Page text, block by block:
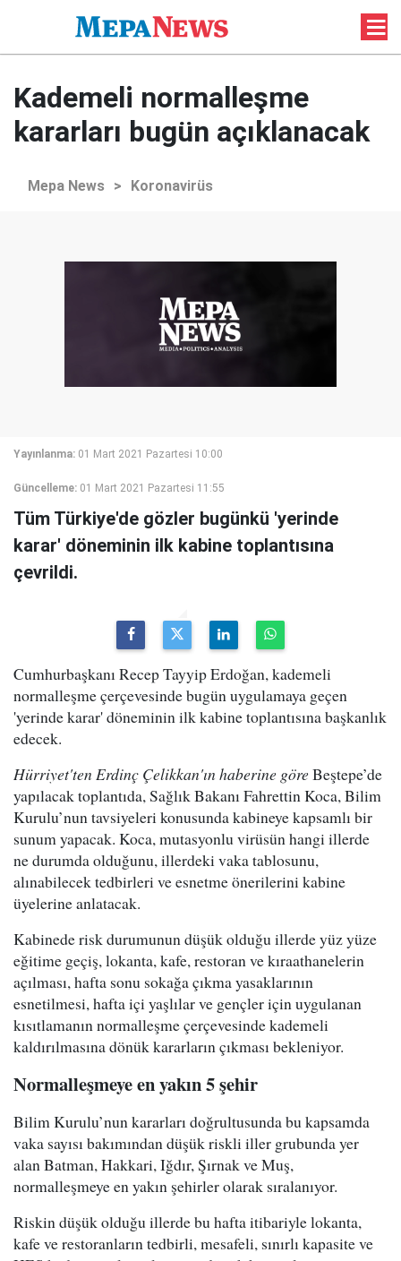
Kademeli normalleşme
kararları bugün açıklanacak
Mepa News > Koronavirüs
Yayınlanma: 01 Mart 2021 Pazartesi 10:00
Güncelleme: 01 Mart 2021 Pazartesi 11:55
Tüm Türkiye'de gözler bugünkü 'yerinde
karar' döneminin ilk kabine toplantısına
çevrildi.
Cumhurbaşkanı Recep Tayyip Erdoğan, kademeli
normalleşme çerçevesinde bugün uygulamaya geçen
'yerinde karar' döneminin ilk kabine toplantısına başkanlık
edecek.
Hürriyet'ten Erdinç Çelikkan'ın haberine göreBeştepe’de
yapılacak toplantıda, Sağlık Bakanı Fahrettin Koca, Bilim
Kurulu’nun tavsiyeleri konusunda kabineye kapsamlı bir
sunum yapacak. Koca, mutasyonlu virüsün hangi illerde
ne durumda olduğunu, illerdeki vaka tablosunu,
alınabilecek tedbirleri ve esnetme önerilerini kabine
üyelerine anlatacak.
Kabinede risk durumunun düşük olduğu illerde yüz yüze
eğitime geçiş, lokanta, kafe, restoran ve kıraathanelerin
açılması, hafta sonu sokağa çıkma yasaklarının
esnetilmesi, hafta içi yaşlılar ve gençler için uygulanan
kısıtlamanın normalleşme çerçevesinde kademeli
kaldırılmasına dönük kararların çıkması bekleniyor.
Normalleşmeye en yakın 5 şehir
Bilim Kurulu’nun kararları doğrultusunda bu kapsamda
vaka sayısı bakımından düşük riskli iller grubunda yer
alan Batman, Hakkari, Iğdır, Şırnak ve Muş,
normalleşmeye en yakın şehirler olarak sıralanıyor.
Riskin düşük olduğu illerde bu hafta itibariyle lokanta,
kafe ve restoranların tedbirli, mesafeli, sınırlı kapasite ve